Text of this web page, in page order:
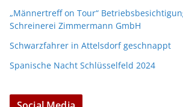
„Männertreff on Tour“
Schreinerei Zimmermann GmbH
Schwarzfahrer in Attelsdorf geschnappt
Spanische Nacht Schlüsselfeld 2024